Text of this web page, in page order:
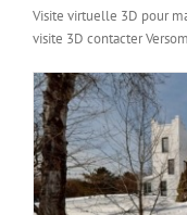
Visite virtuelle 3D pour
visite 3D contacter